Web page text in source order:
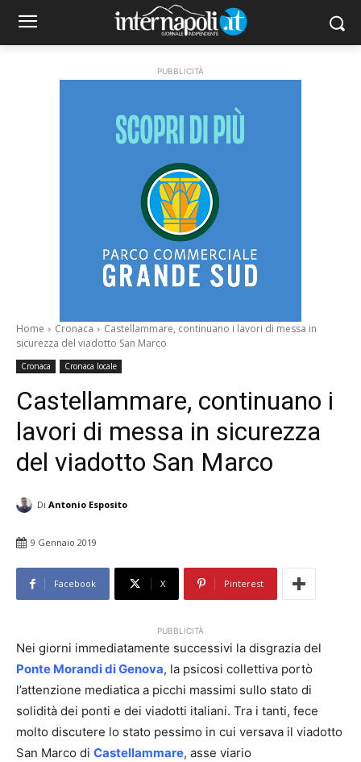
PUBBLICITÀ
Home Cronaca
Castellammare, continuano i lavori di messa in
sicurezza del viadotto San Marco
Cronaca Cronaca locale
Castellammare, continuano i
lavori di messa in sicurezza
del viadotto San Marco
Di Antonio Esposito
9 Gennaio 2019
Facebook X Pinterest
PUBBLICITÀ
Nei giorni immediatamente successivi la disgrazia del
Ponte Morandi di Genova, la psicosi collettiva portò
l’attenzione mediatica a picchi massimi sullo stato di
solidità dei ponti e dei viadotti italiani. Tra i tanti, fece
molto discutere lo stato pessimo in cui versava il viadotto
San Marco di Castellammare, asse viario